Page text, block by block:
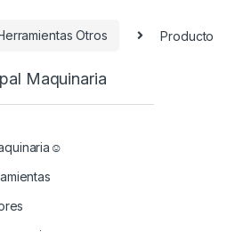
Otros Producto
Maquinaria